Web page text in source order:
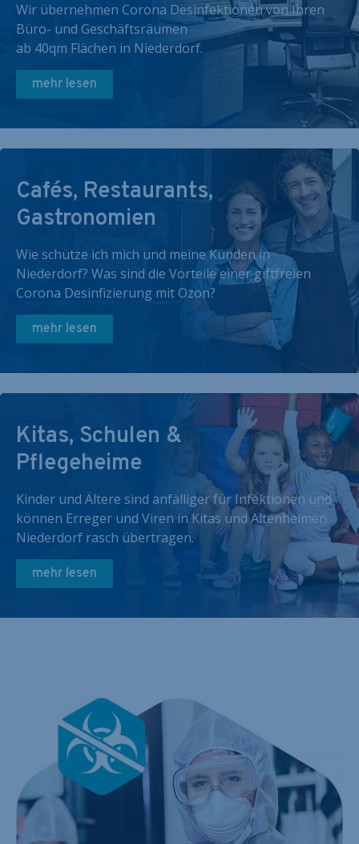
Wir übernehmen Corona Desinfektionen von Ihren
Büro- und Geschäftsräumen
ab 40qm Flächen in Niederdorf.
mehr lesen
Cafés, Restaurants,
Gastronomien
Wie schütze ich mich und meine Kunden in
Niederdorf? Was sind die Vorteile einer giftfreien
Corona Desinfizierung mit Ozon?
mehr lesen
Kitas, Schulen &
Pflegeheime
Kinder und Ältere sind anfälliger für Infektionen und
können Erreger und Viren in Kitas und Altenheimen
Niederdorf rasch übertragen.
mehr lesen